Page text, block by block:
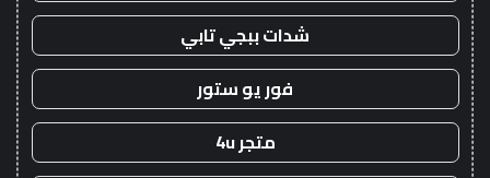
شدات ببجي تابي
فور يو ستور
متجر 4u